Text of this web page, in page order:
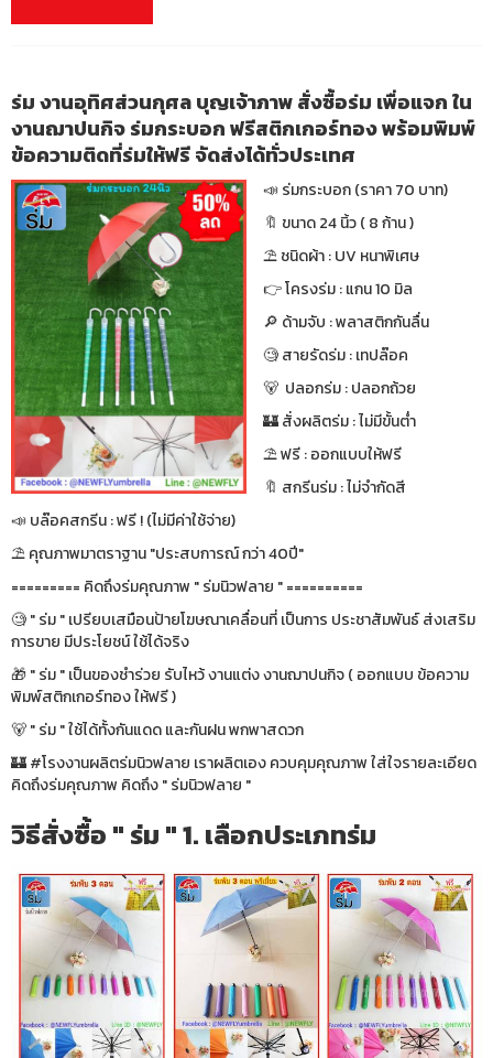
ร่ม งานอุทิศส่วนกุศล บุญเจ้าภาพ สั่งซื้อร่ม เพื่อแจก ใน
งานฌาปนกิจ ร่มกระบอก ฟรีสติกเกอร์ทอง พร้อมพิมพ์
ข้อความติดที่ร่มให้ฟรี จัดส่งได้ทั่วประเทศ
📣 ร่มกระบอก (ราคา 70 บาท)
🔖 ขนาด 24 นิ้ว ( 8 ก้าน )
⛱ ชนิดผ้า : UV หนาพิเศษ
👉 โครงร่ม : แกน 10 มิล
🔎 ด้ามจับ : พลาสติกกันลื่น
🧐 สายรัดร่ม : เทปล๊อค
🐻 ปลอกร่ม : ปลอกถ้วย
🏰 สั่งผลิตร่ม : ไม่มีขั้นต่ำ
⛱ ฟรี : ออกแบบให้ฟรี
🔖 สกรีนร่ม : ไม่จำกัดสี
📣 บล๊อคสกรีน : ฟรี ! (ไม่มีค่าใช้จ่าย)
⛱ คุณภาพมาตราฐาน "ประสบการณ์ กว่า 40ปี"
========= คิดถึงร่มคุณภาพ " ร่มนิวฟลาย " ==========
🧐 " ร่ม " เปรียบเสมือนป้ายโฆษณาเคลื่อนที่ เป็นการ ประชาสัมพันธ์ ส่งเสริม
การขาย มีประโยชน์ ใช้ได้จริง
🎁 " ร่ม " เป็นของชำร่วย รับไหว้ งานแต่ง งานฌาปนกิจ ( ออกแบบ ข้อความ
พิมพ์สติกเกอร์ทอง ให้ฟรี )
🐻 " ร่ม " ใช้ได้ทั้งกันแดด และกันฝน พกพาสดวก
🏰 #โรงงานผลิตร่มนิวฟลาย เราผลิตเอง ควบคุมคุณภาพ ใส่ใจรายละเอียด
คิดถึงร่มคุณภาพ คิดถึง " ร่มนิวฟลาย "
วิธีสั่งซื้อ " ร่ม " 1. เลือกประเภทร่ม